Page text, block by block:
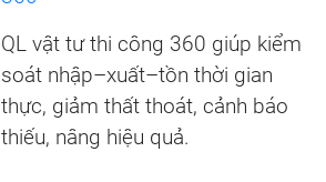
QL vật tư thi công 360 giúp kiểm
soát nhập–xuất–tồn thời gian
thực, giảm thất thoát, cảnh báo
thiếu, nâng hiệu quả.